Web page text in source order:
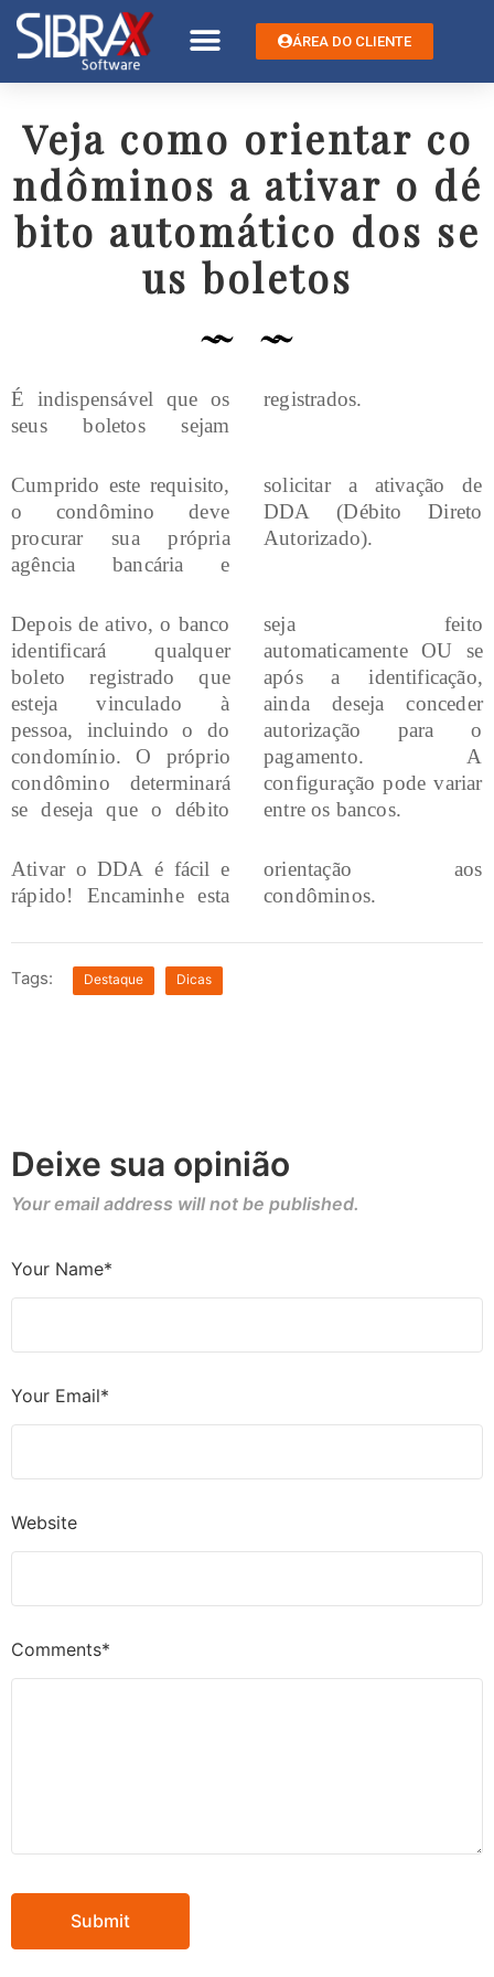
ÁREA DO CLIENTE
Veja como orientar co
ndôminos a ativar o dé
bito automático dos se
us boletos
É indispensável que os
seus boletos sejam
registrados.
Cumprido este requisito,
o condômino deve
procurar sua própria
agência bancária e
solicitar a ativação de
DDA (Débito Direto
Autorizado).
Depois de ativo, o banco
identificará qualquer
boleto registrado que
esteja vinculado à
pessoa, incluindo o do
condomínio. O próprio
condômino determinará
se deseja que o débito
seja feito
automaticamente OU se
após a identificação,
ainda deseja conceder
autorização para o
pagamento. A
configuração pode variar
entre os bancos.
Ativar o DDA é fácil e
rápido! Encaminhe esta
orientação aos
condôminos.
Tags: Destaque Dicas
Deixe sua opinião
Your email address will not be published.
Comments*
Your Name*
Your Email*
Website